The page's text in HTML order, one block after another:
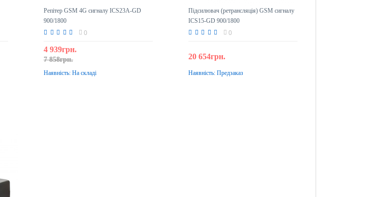
Репітер GSM 4G сигналу ICS23A-GD
900/1800
0
4 939грн.
7 858грн.
До кошика
Наявність: На складі
Підсилювач (ретрансляція) GSM сигналу
ICS15-GD 900/1800
0
20 654грн.
Передзамовлення
Наявність: Предзаказ